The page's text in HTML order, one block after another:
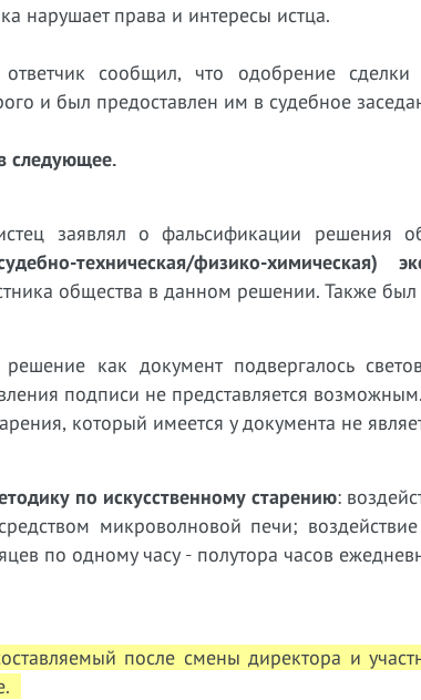
нарушает права и интересы истца.
сообщил, что одобрение
и был предоставлен им в судебное
следующее.
заявлял о фальсификации решения
техническая/физико-химическая)
общества в данном решении. Также
решение как документ подвергалось
подписи не представляется возможным.
который имеется у документа не
по искусственному старению:
микроволновой печи;
по одному часу - полутора часов
после смены директора и